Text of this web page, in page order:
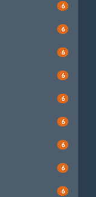
6
6
6
6
6
6
6
6
6